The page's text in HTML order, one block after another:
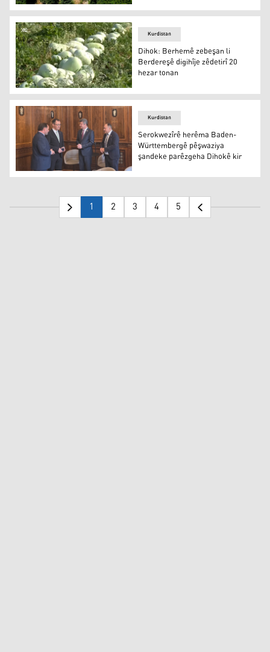
Bamernê
Dihok: Berhemê zebeşan li Berdereşê digihîje zêdetirî
Kurdistan
Dihok: Berhemê zebeşan li
Berdereşê digihîje zêdetirî 20
hezar tonan
Serokwezîrê herêma Baden-Württembergê pêşwaziya
Kurdistan
Serokwezîrê herêma Baden-
Württembergê pêşwaziya
şandeke parêzgeha Dihokê kir
1 2 3 4 5